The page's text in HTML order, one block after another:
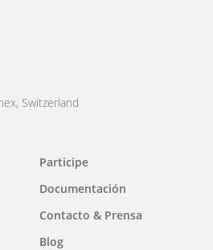
Switzerland
Participe
Documentación
Contacto & Prensa
Blog